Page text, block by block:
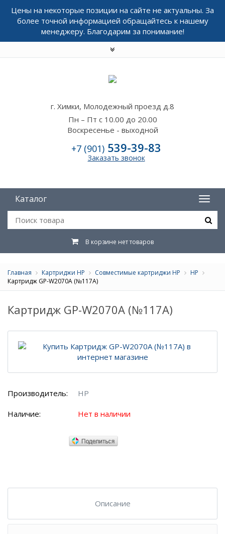
Цены на некоторые позиции на сайте не актуальны. За
более точной информацией обращайтесь к нашему
менеджеру. Благодарим за понимание!
г. Химки, Молодежный проезд д.8
Пн – Пт с 10.00 до 20.00
Воскресенье - выходной
+7 (901) 539-39-83
Заказать звонок
Каталог
В корзине нет товаров
Главная Картриджи HP Совместимые картриджи HP
HP
Картридж GP-W2070A (№117A)
Картридж GP-W2070A (№117A)
Производитель: HP
Наличие: Нет в наличии
Описание